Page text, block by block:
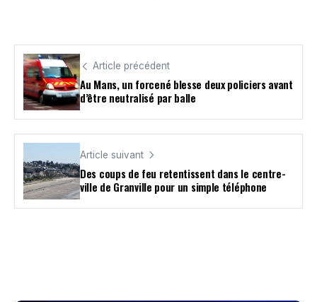
Article précédent
Au Mans, un forcené blesse deux policiers avant
d’être neutralisé par balle
Article suivant
Des coups de feu retentissent dans le centre-
ville de Granville pour un simple téléphone